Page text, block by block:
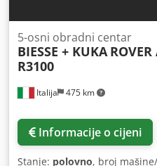
Italija 475 km
5-osni obradni centar
BIESSE + KUKA
R3100
Informacije o cijeni
Stanje: polovno, broj